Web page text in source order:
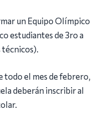
un Equipo Olímpico
estudiantes de 3ro a
el mes de febrero,
deberán inscribir al